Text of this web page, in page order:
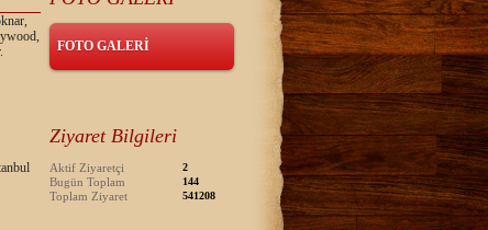
FOTO GALERİ
Ziyaret Bilgileri
Aktif Ziyaretçi 2
Bugün Toplam 144
Toplam Ziyaret 541208